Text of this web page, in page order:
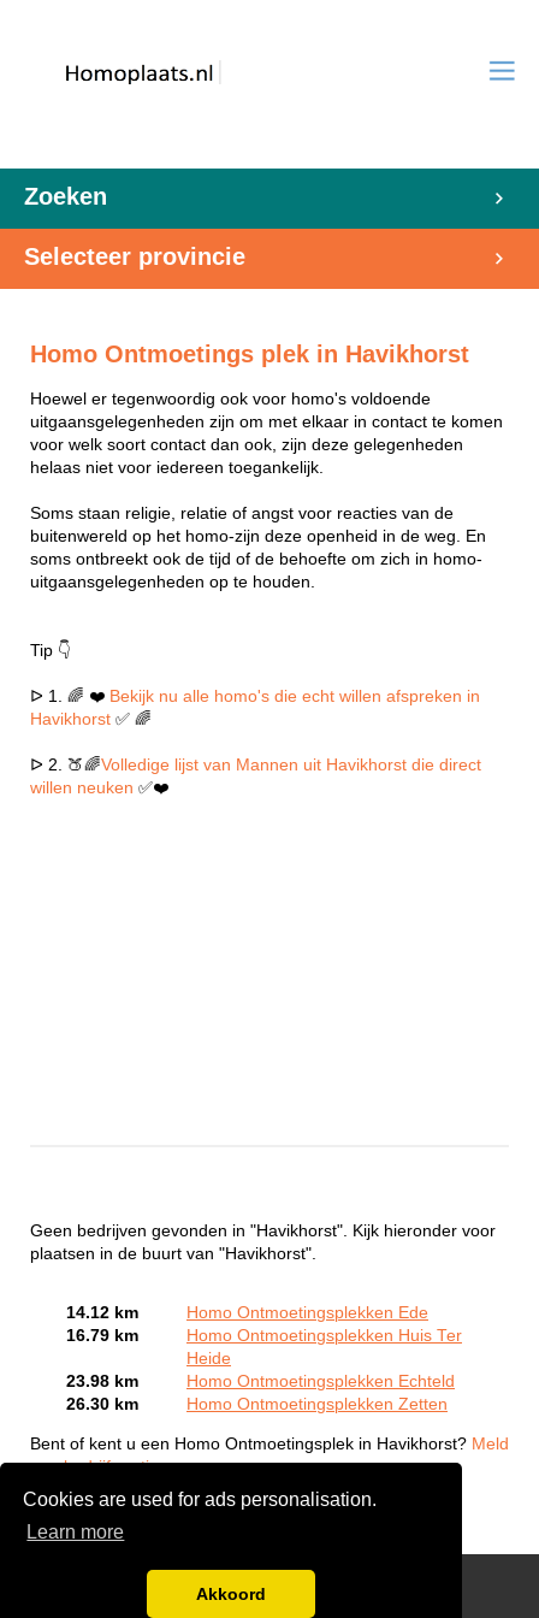
Cookies are used for ads personalisation.
Learn more
Akkoord
Zoeken
Selecteer provincie
Homo Ontmoetings plek in Havikhorst
Hoewel er tegenwoordig ook voor homo's voldoende
uitgaansgelegenheden zijn om met elkaar in contact te komen
voor welk soort contact dan ook, zijn deze gelegenheden
helaas niet voor iedereen toegankelijk.
Soms staan religie, relatie of angst voor reacties van de
buitenwereld op het homo-zijn deze openheid in de weg. En
soms ontbreekt ook de tijd of de behoefte om zich in homo-
uitgaansgelegenheden op te houden.
Tip 👇
ᐅ 1. 🌈 ❤️ Bekijk nu alle homo's die echt willen afspreken in
Havikhorst ✅ 🌈
ᐅ 2. 🍑🌈Volledige lijst van Mannen uit Havikhorst die direct
willen neuken ✅❤️
Geen bedrijven gevonden in "Havikhorst". Kijk hieronder voor
plaatsen in de buurt van "Havikhorst".
14.12 km
Homo Ontmoetingsplekken Ede
16.79 km
Homo Ontmoetingsplekken Huis Ter
Heide
23.98 km
Homo Ontmoetingsplekken Echteld
26.30 km
Homo Ontmoetingsplekken Zetten
Bent of kent u een Homo Ontmoetingsplek in Havikhorst? Meld
een bedrijf gratis aan